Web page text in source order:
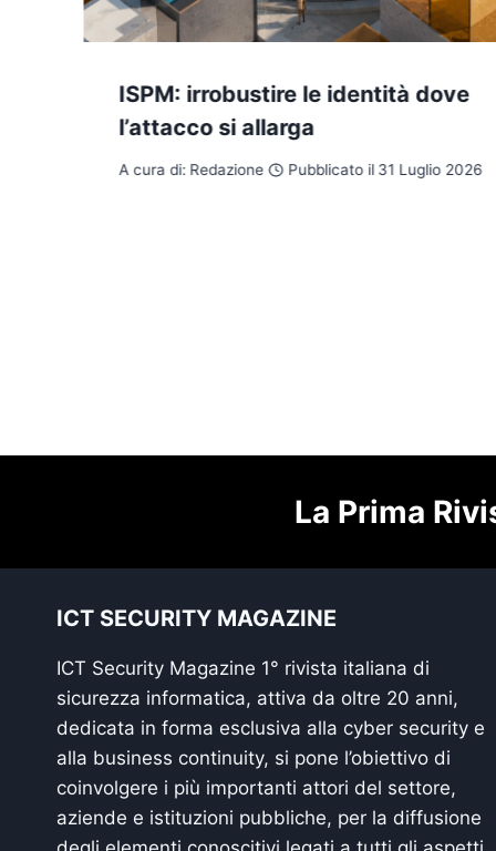
ISPM: irrobustire le identità dove
l’attacco si allarga
A cura di: Redazione Pubblicato il 31 Luglio 2026
La Prima
ICT SECURITY MAGAZINE
ICT Security Magazine 1° rivista italiana di
sicurezza informatica, attiva da oltre 20 anni,
dedicata in forma esclusiva alla cyber security e
alla business continuity, si pone l’obiettivo di
coinvolgere i più importanti attori del settore,
aziende e istituzioni pubbliche, per la diffusione